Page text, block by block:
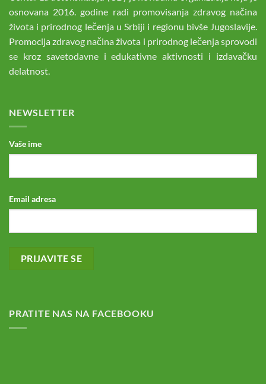
osnovana 2016. godine radi promovisanja zdravog načina
života i prirodnog lečenja u Srbiji i regionu bivše Jugoslavije.
Promocija zdravog načina života i prirodnog lečenja sprovodi
se kroz savetodavne i edukativne aktivnosti i izdavačku
delatnost.
NEWSLETTER
Vaše ime
Email adresa
PRATITE NAS NA FACEBOOKU